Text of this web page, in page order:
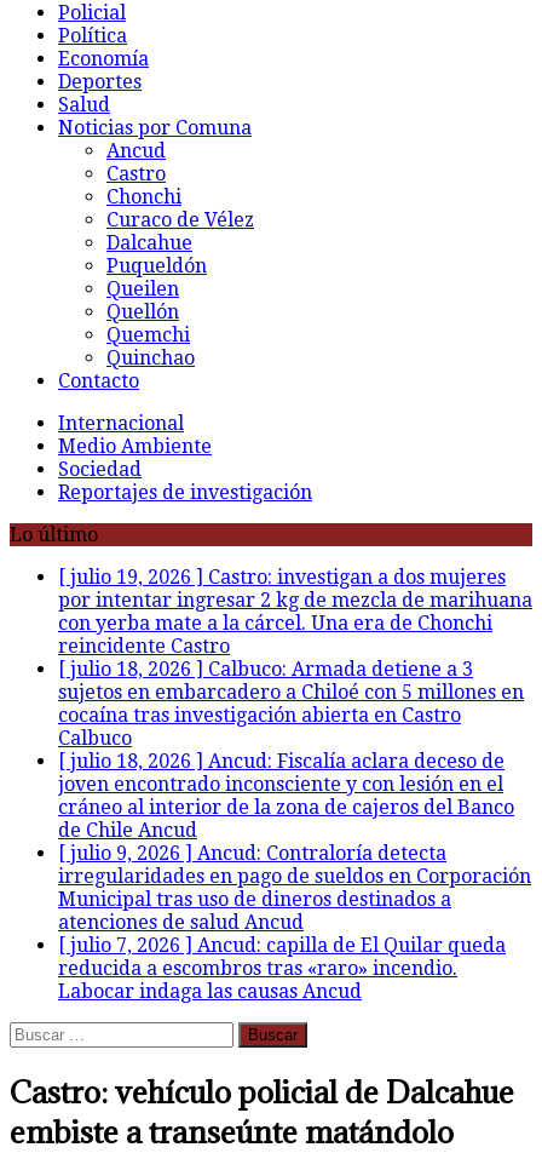
Policial
Política
Economía
Deportes
Salud
Noticias por Comuna
Ancud
Castro
Chonchi
Curaco de Vélez
Dalcahue
Puqueldón
Queilen
Quellón
Quemchi
Quinchao
Contacto
Internacional
Medio Ambiente
Sociedad
Reportajes de investigación
Lo último
[ julio 19, 2026 ] Castro: investigan a dos mujeres
por intentar ingresar 2 kg de mezcla de marihuana
con yerba mate a la cárcel. Una era de Chonchi
reincidente Castro
[ julio 18, 2026 ] Calbuco: Armada detiene a 3
sujetos en embarcadero a Chiloé con 5 millones en
cocaína tras investigación abierta en Castro
Calbuco
[ julio 18, 2026 ] Ancud: Fiscalía aclara deceso de
joven encontrado inconsciente y con lesión en el
cráneo al interior de la zona de cajeros del Banco
de Chile Ancud
[ julio 9, 2026 ] Ancud: Contraloría detecta
irregularidades en pago de sueldos en Corporación
Municipal tras uso de dineros destinados a
atenciones de salud Ancud
[ julio 7, 2026 ] Ancud: capilla de El Quilar queda
reducida a escombros tras «raro» incendio.
Labocar indaga las causas Ancud
Buscar:
Castro: vehículo policial de Dalcahue
embiste a transeúnte matándolo